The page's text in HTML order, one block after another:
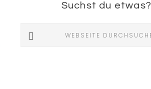
Suchst du etwas?